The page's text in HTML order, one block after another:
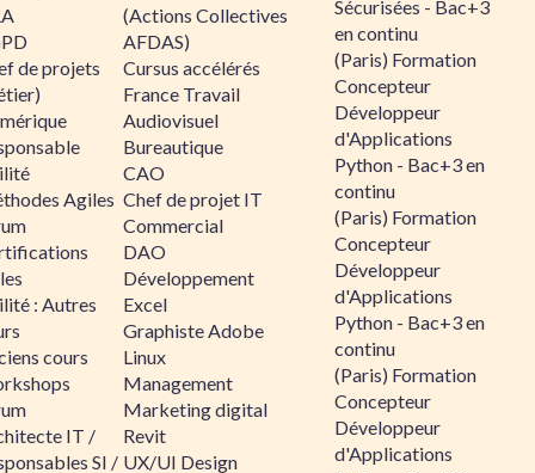
de projets
Agiles
: Autres
cours
IT /
SI /
(Actions Collectives
AFDAS)
Cursus accélérés
France Travail
Audiovisuel
Bureautique
CAO
Chef de projet IT
Commercial
DAO
Développement
Excel
Graphiste Adobe
Linux
Management
Marketing digital
Revit
UX/UI Design
Sécurisées - Bac+3
en continu
(Paris) Formation
Concepteur
Développeur
d'Applications
Python - Bac+3 en
continu
(Paris) Formation
Concepteur
Développeur
d'Applications
Python - Bac+3 en
continu
(Paris) Formation
Concepteur
Développeur
d'Applications